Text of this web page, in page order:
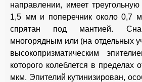
направлении, имеет
1,5 мм и поперечник около 0,7
спрятан под мантией.
многорядным или (на отдельных
высокопризматическим
которого колеблется в пределах
мкм. Эпителий кутинизирован,